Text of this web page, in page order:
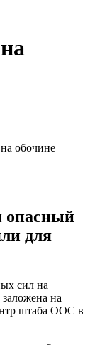
опасный
для
сил на
на
штаба ООС в